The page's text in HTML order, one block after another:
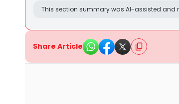
This section summary was AI-assisted and
Share Article